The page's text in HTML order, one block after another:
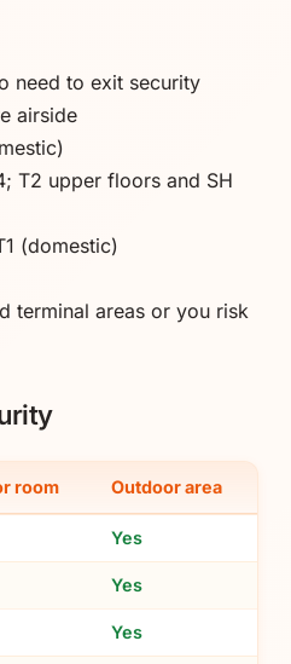
need to exit security
airside
T2 upper floors and SH
(domestic)
terminal areas or you risk
room Outdoor area
Yes
Yes
Yes